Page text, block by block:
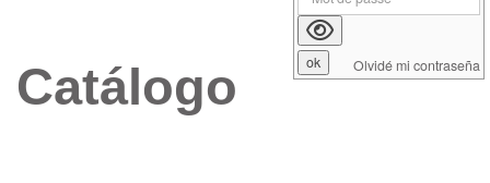
Catálogo Olvidé mi contraseña